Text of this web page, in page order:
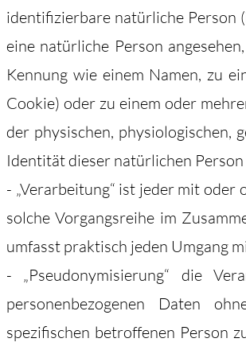
identifizierbare natürliche Person
eine natürliche Person
Kennung wie einem Namen, zu
Cookie) oder zu einem oder
der physischen, physiologischen,
Identität dieser natürlichen Person
- „Verarbeitung“ ist jeder mit
solche Vorgangsreihe im
umfasst praktisch jeden Umgang
- „Pseudonymisierung“ die
personenbezogenen Daten
spezifischen betroffenen Person